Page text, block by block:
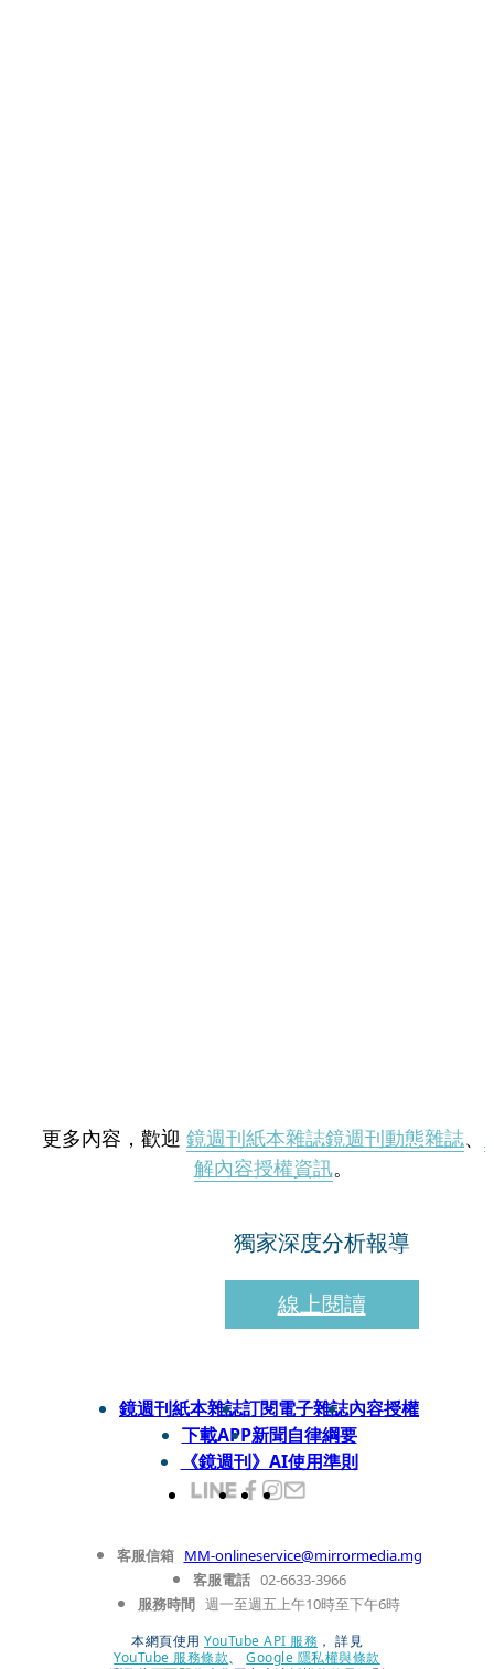
更多內容，歡迎 鏡週刊紙本雜誌鏡週刊動態雜誌、
解內容授權資訊。
獨家深度分析報導
線上閱讀
鏡週刊紙本雜誌訂閱電子雜誌內容授權
下載APP新聞自律綱要
《鏡週刊》AI使用準則
客服信箱 MM-onlineservice@mirrormedia.mg
客服電話 02-6633-3966
服務時間 週一至週五上午10時至下午6時
本網頁使用 YouTube API 服務 ， 詳見
YouTube 服務條款、
Google 隱私權與條款